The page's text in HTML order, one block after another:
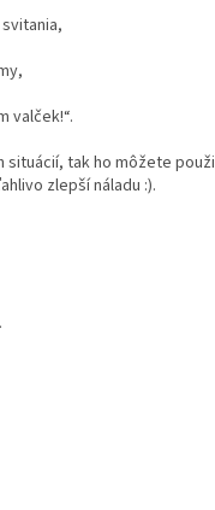
valček!“.
tak ho môžete
zlepší náladu :).